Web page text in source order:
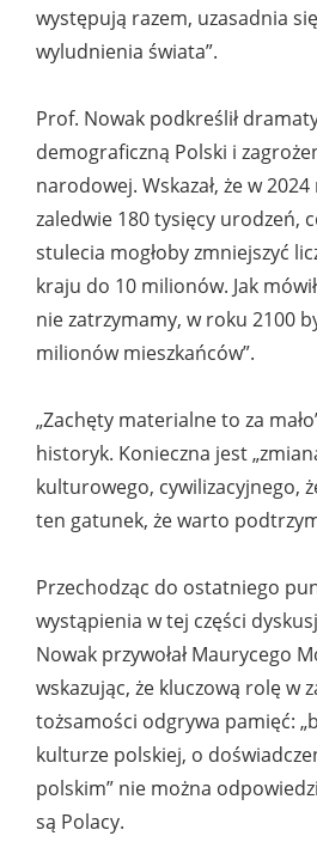
występują razem, uzasadnia
wyludnienia świata”.
Prof. Nowak podkreślił
demograficzną Polski i
narodowej. Wskazał, że w
zaledwie 180 tysięcy urodzeń,
stulecia mogłoby zmniejszyć
kraju do 10 milionów. Jak
nie zatrzymamy, w roku 2100
milionów mieszkańców”.
„Zachęty materialne to za
historyk. Konieczna jest
kulturowego, cywilizacyjnego,
ten gatunek, że warto
Przechodząc do ostatniego
wystąpienia w tej części
Nowak przywołał Maurycego
wskazując, że kluczową rolę w
tożsamości odgrywa pamięć:
kulturze polskiej, o
polskim” nie można
są Polacy.